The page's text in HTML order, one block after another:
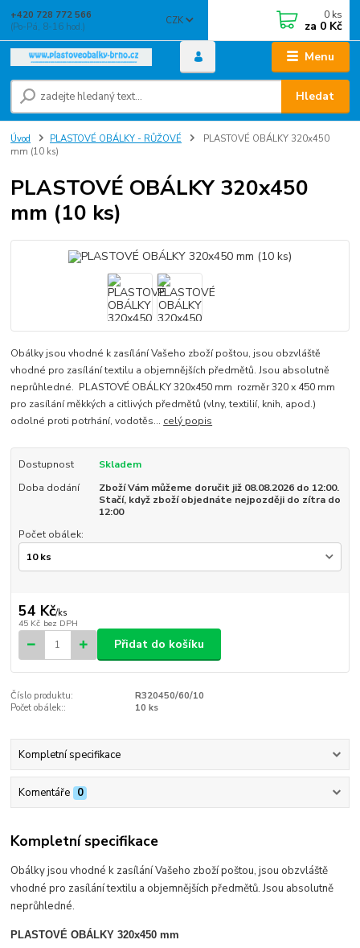
Menu
CZK
Hledat
+420 728 772 566
(Po-Pá, 8-16 hod.)
0 ks
za 0 Kč
Úvod PLASTOVÉ OBÁLKY - RŮŽOVÉ
PLASTOVÉ OBÁLKY 320x450
mm (10 ks)
PLASTOVÉ OBÁLKY 320x450
mm (10 ks)
Obálky jsou vhodné k zasílání Vašeho zboží poštou, jsou obzvláště
vhodné pro zasílání textilu a objemnějších předmětů. Jsou absolutně
neprůhledné. PLASTOVÉ OBÁLKY 320x450 mm rozměr 320 x 450 mm
pro zasílání měkkých a citlivých předmětů (vlny, textilií, knih, apod.)
odolné proti potrhání, vodotěs... celý popis
Dostupnost
Skladem
Doba dodání
Zboží Vám můžeme doručit již 08.08.2026 do 12:00.
Stačí, když zboží objednáte nejpozději do zítra do
12:00
Počet obálek:
54 Kč/ks
45 Kč bez DPH
Přidat do košíku
Číslo produktu:
R320450/60/10
Počet obálek::
10 ks
Kompletní specifikace
Komentáře 0
Kompletní specifikace
Obálky jsou vhodné k zasílání Vašeho zboží poštou, jsou obzvláště
vhodné pro zasílání textilu a objemnějších předmětů. Jsou absolutně
neprůhledné.
PLASTOVÉ OBÁLKY 320x450 mm